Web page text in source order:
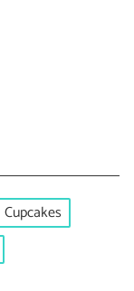
Cupcakes